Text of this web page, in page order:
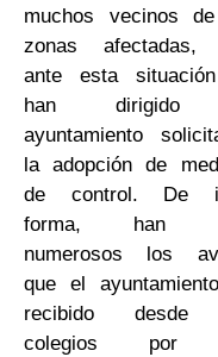
muchos vecinos
zonas afectadas,
ante esta
han
ayuntamiento
la adopción de
de control. De
forma, han
numerosos los
que el
recibido desde
colegios por